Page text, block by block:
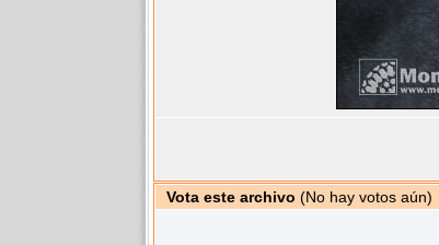
Vota este archivo (No hay votos aún)